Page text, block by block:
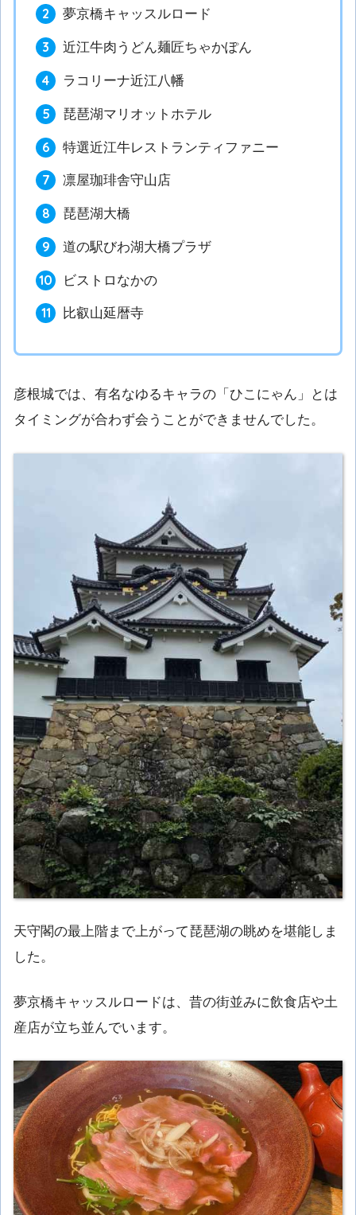
夢京橋キャッスルロード
近江牛肉うどん麺匠ちゃかぽん
ラコリーナ近江八幡
琵琶湖マリオットホテル
特選近江牛レストランティファニー
凛屋珈琲舎守山店
琵琶湖大橋
道の駅びわ湖大橋プラザ
ビストロなかの
比叡山延暦寺
彦根城では、有名なゆるキャラの「ひこにゃん」とは
タイミングが合わず会うことができませんでした。
天守閣の最上階まで上がって琵琶湖の眺めを堪能しま
した。
夢京橋キャッスルロードは、昔の街並みに飲食店や土
産店が立ち並んでいます。